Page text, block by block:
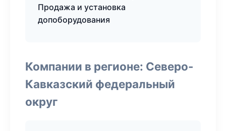
Продажа и установка
допоборудования
Компании в регионе: Северо-
Кавказский федеральный
округ